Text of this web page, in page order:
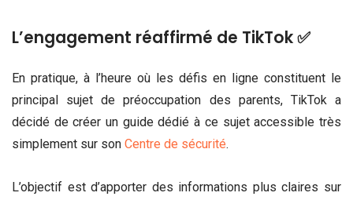
L’engagement réaffirmé de TikTok ✅
En pratique, à l’heure où les défis en ligne constituent le
principal sujet de préoccupation des parents, TikTok a
décidé de créer un guide dédié à ce sujet accessible très
simplement sur son Centre de sécurité.
L’objectif est d’apporter des informations plus claires sur